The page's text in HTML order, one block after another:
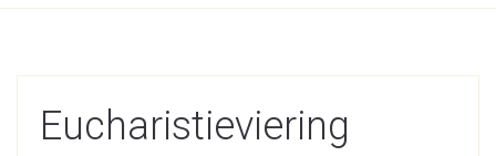
Eucharistieviering